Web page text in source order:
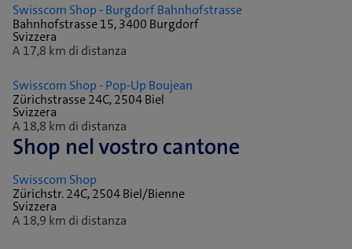
Swisscom Shop - Burgdorf Bahnhofstrasse
Bahnhofstrasse 15, 3400 Burgdorf
Svizzera
A 17,8 km di distanza
Swisscom Shop - Pop-Up Boujean
Zürichstrasse 24C, 2504 Biel
Svizzera
A 18,8 km di distanza
Shop nel vostro cantone
Swisscom Shop
Zürichstr. 24C, 2504 Biel/Bienne
Svizzera
A 18,9 km di distanza